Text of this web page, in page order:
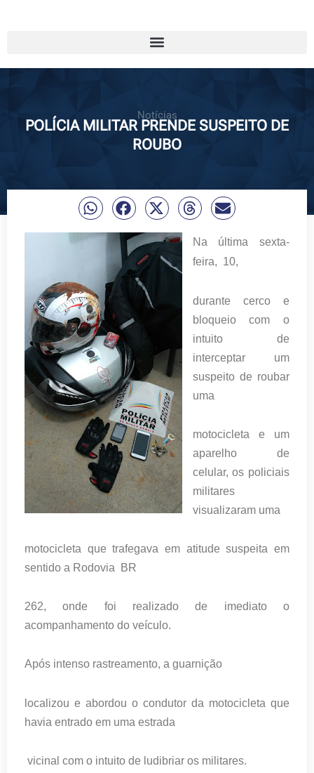
Notícias
POLÍCIA MILITAR PRENDE SUSPEITO DE
ROUBO
Na última sexta-
feira, 10,
durante cerco e
bloqueio com o
intuito de
interceptar um
suspeito de roubar
uma
motocicleta e um
aparelho de
celular, os policiais
militares
visualizaram uma
motocicleta que trafegava em atitude suspeita em
sentido a Rodovia BR
262, onde foi realizado de imediato o
acompanhamento do veículo.
Após intenso rastreamento, a guarnição
localizou e abordou o condutor da motocicleta que
havia entrado em uma estrada
vicinal com o intuito de ludibriar os militares.